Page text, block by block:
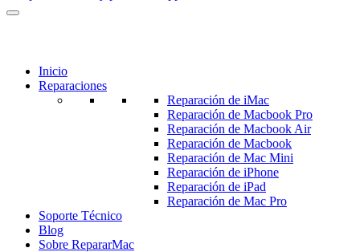
Inicio
Reparaciones
Reparación de iMac
Reparación de Macbook Pro
Reparación de Macbook Air
Reparación de Macbook
Reparación de Mac Mini
Reparación de iPhone
Reparación de iPad
Reparación de Mac Pro
Soporte Técnico
Blog
Sobre RepararMac